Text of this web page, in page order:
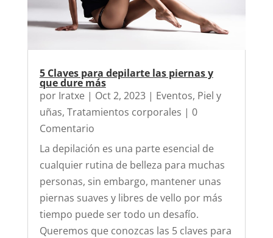
5 Claves para depilarte las piernas y
que dure más
por Iratxe| Oct 2, 2023| Eventos, Piel y
uñas, Tratamientos corporales | 0
Comentario
La depilación es una parte esencial de
cualquier rutina de belleza para muchas
personas, sin embargo, mantener unas
piernas suaves y libres de vello por más
tiempo puede ser todo un desafío.
Queremos que conozcas las 5 claves para